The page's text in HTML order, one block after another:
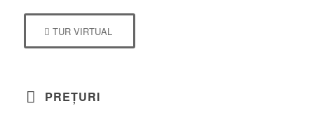
TUR VIRTUAL
PREȚURI